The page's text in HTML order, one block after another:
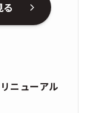
ニューアル